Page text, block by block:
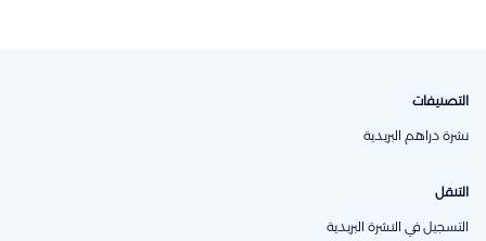
التصنيفات
نشرة دراهم البريدية
التنقل
التسجيل في النشرة البريدية